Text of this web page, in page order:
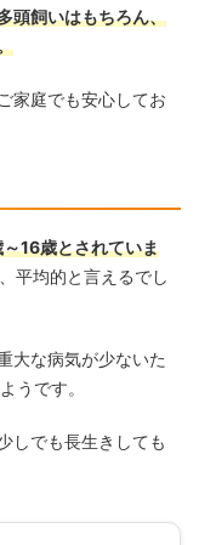
頭飼いはもちろん、
家庭でも安心してお
16歳とされていま
平均的と言えるでし
大な病気が少ないた
うです。
しでも長生きしても